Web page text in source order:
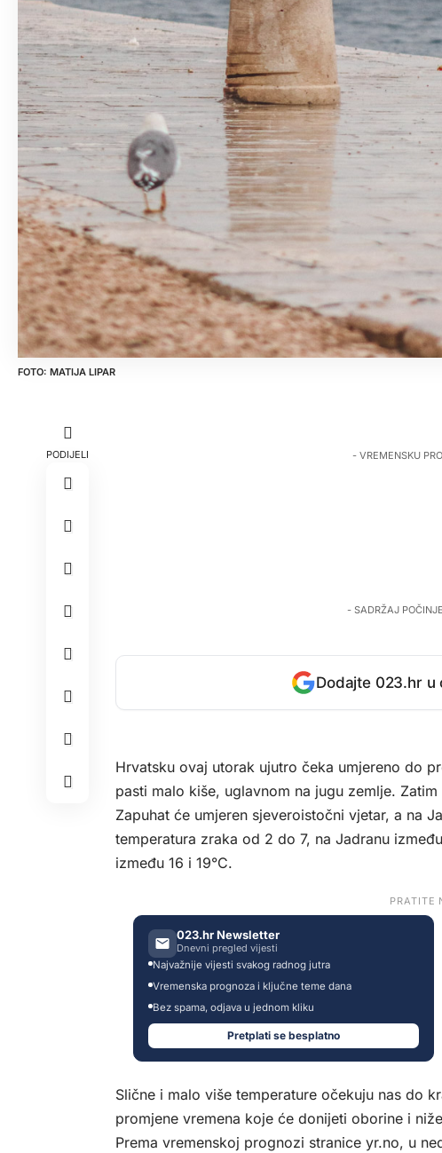
MATIJA LIPAR
PODIJELI - VREMENSKU
- SADRŽAJ
Dodajte 023.hr u
Hrvatsku ovaj utorak ujutro čeka umjereno do
pasti malo kiše, uglavnom na jugu zemlje.
Zapuhat će umjeren sjeveroistočni vjetar, a na
temperatura zraka od 2 do 7, na Jadranu
između 16 i 19°C.
PRATITE
023.hr Newsletter
Dnevni pregled vijesti
Najvažnije vijesti svakog radnog jutra
Vremenska prognoza i ključne teme dana
Bez spama, odjava u jednom kliku
Pretplati se besplatno
Slične i malo više temperature očekuju nas do
promjene vremena koje će donijeti oborine i
Prema vremenskoj prognozi stranice yr.no, u